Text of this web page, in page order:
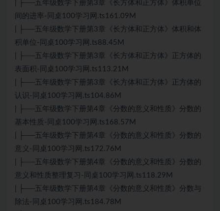
| ├──五年级数学下册第3章《长方体和正方体》体积单位
间的进率-同桌100学习网.ts161.09M
| ├──五年级数学下册第3章《长方体和正方体》体积和体
积单位-同桌100学习网.ts88.45M
| ├──五年级数学下册第3章《长方体和正方体》正方体的
表面积-同桌100学习网.ts113.21M
| ├──五年级数学下册第3章《长方体和正方体》正方体的
认识-同桌100学习网.ts104.86M
| ├──五年级数学下册第4章《分数的意义和性质》分数的
基本性质-同桌100学习网.ts168.57M
| ├──五年级数学下册第4章《分数的意义和性质》分数的
意义-同桌100学习网.ts172.76M
| ├──五年级数学下册第4章《分数的意义和性质》分数的
意义和性质整理复习-同桌100学习网.ts118.29M
| ├──五年级数学下册第4章《分数的意义和性质》分数与
除法-同桌100学习网.ts184.78M